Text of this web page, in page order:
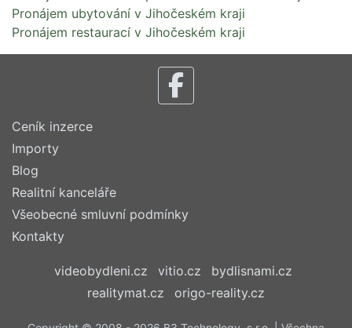
Pronájem ubytování v Jihočeském kraji
Pronájem restaurací v Jihočeském kraji
Ceník inzerce
Importy
Blog
Realitní kanceláře
Všeobecné smluvní podmínky
Kontakty
videobydleni.cz vitio.cz
bydlisnami.cz
realitymat.cz
origo-reality.cz